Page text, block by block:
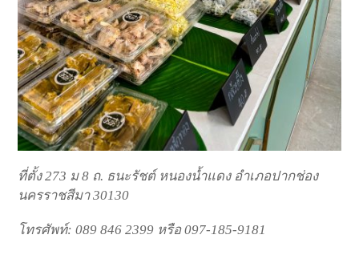
ที่ตั้ง 273 ม 8 ถ. ธนะรัชต์ หนองน้ำแดง อำเภอปากช่อง
นครราชสีมา 30130
โทรศัพท์: 089 846 2399 หรือ 097-185-9181